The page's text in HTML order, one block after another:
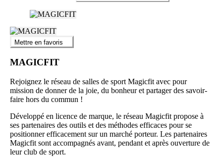
Mettre en favoris
MAGICFIT
Rejoignez le réseau de salles de sport Magicfit avec pour
mission de donner de la joie, du bonheur et partager des savoir-
faire hors du commun !
Développé en licence de marque, le réseau Magicfit propose à
ses partenaires des outils et des méthodes efficaces pour se
positionner efficacement sur un marché porteur. Les partenaires
Magicfit sont accompagnés avant, pendant et après ouverture de
leur club de sport.